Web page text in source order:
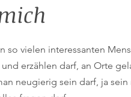
so vielen interessanten
erzählen darf, an Orte
neugierig sein darf, ja sein